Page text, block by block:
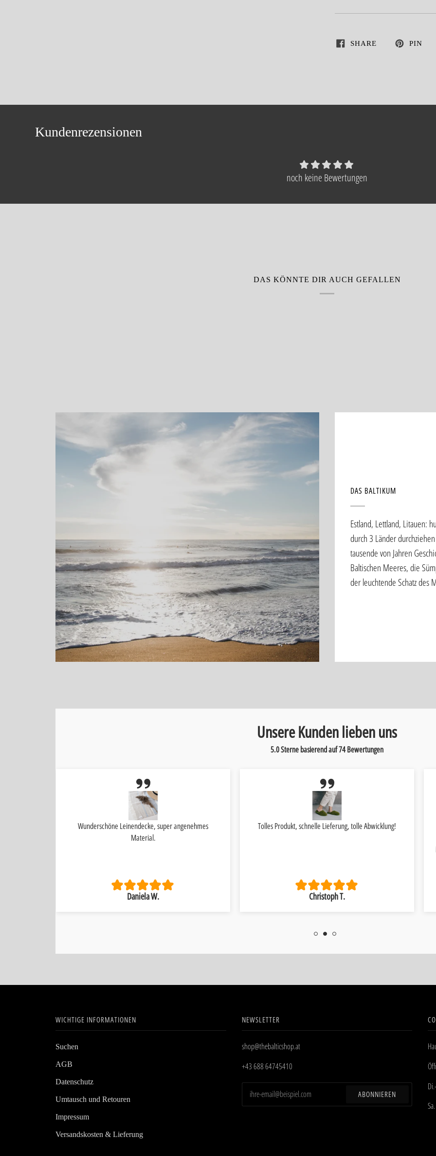
SHARE PIN
Kundenrezensionen
noch keine Bewertungen
DAS KÖNNTE DIR AUCH GEFALLEN
DAS BALTIKUM
Estland, Lettland, Litauen:
durch 3 Länder
tausende von Jahren
Baltischen Meeres, die
der leuchtende Schatz des
Unsere Kunden lieben uns
5.0 Sterne basierend auf74Bewertungen
Wunderschöne Leinendecke, super angenehmes
Material.
Daniela W.
Tolles Produkt, schnelle Lieferung, tolle Abwicklung!
Christoph T.
WICHTIGE INFORMATIONEN
Suchen
AGB
Datenschutz
Umtausch und Retouren
Impressum
Versandskosten & Lieferung
NEWSLETTER
shop@thebalticshop.at
+43 688 64745410
ABONNIEREN